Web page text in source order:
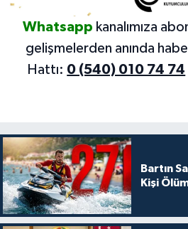
Whatsapp kanalımıza
gelişmelerden anında
Hattı: 0 (540) 010 74 74
Bartın
Kişi